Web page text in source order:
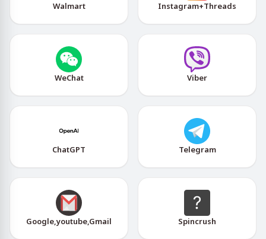
Walmart Instagram+Threads
WeChat Viber
ChatGPT Telegram
Google,youtube,Gmail Spincrush